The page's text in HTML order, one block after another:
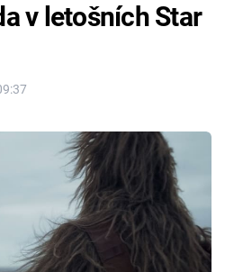
v letošních Star